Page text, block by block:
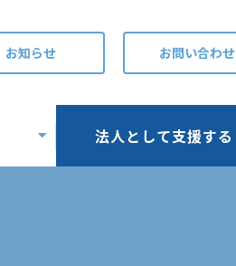
お知らせ お問い合わせ
法人として支援する